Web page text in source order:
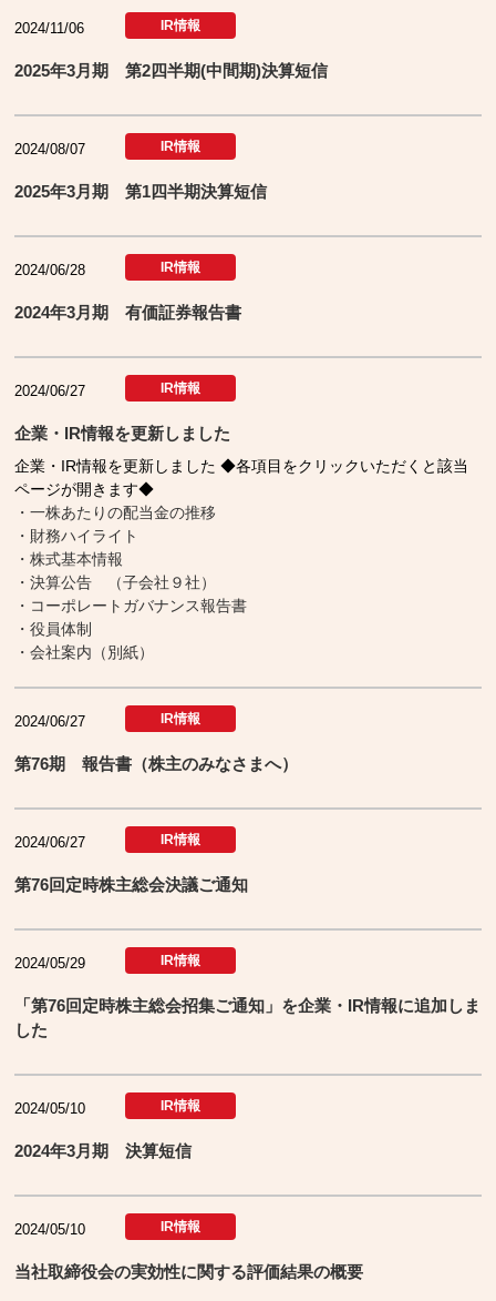
2024/11/06 IR情報
2025年3月期 第2四半期(中間期)決算短信
2024/08/07 IR情報
2025年3月期 第1四半期決算短信
2024/06/28 IR情報
2024年3月期 有価証券報告書
2024/06/27 IR情報
企業・IR情報を更新しました
企業・IR情報を更新しました ◆各項目をクリックいただくと該当
ページが開きます◆
・一株あたりの配当金の推移
・財務ハイライト
・株式基本情報
・決算公告 （子会社９社）
・コーポレートガバナンス報告書
・役員体制
・会社案内（別紙）
2024/06/27 IR情報
第76期 報告書（株主のみなさまへ）
2024/06/27 IR情報
第76回定時株主総会決議ご通知
2024/05/29 IR情報
「第76回定時株主総会招集ご通知」を企業・IR情報に追加しま
した
2024/05/10 IR情報
2024年3月期 決算短信
2024/05/10 IR情報
当社取締役会の実効性に関する評価結果の概要